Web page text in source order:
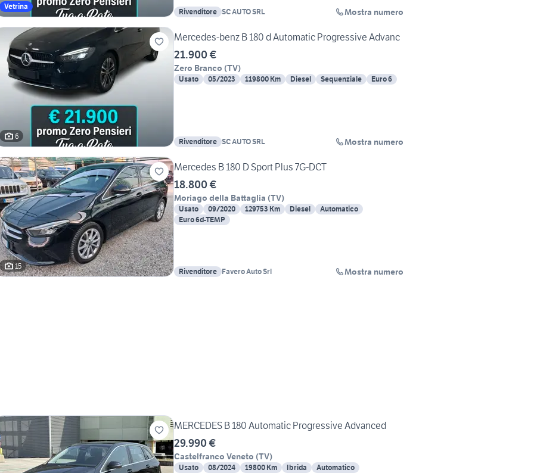
Vetrina
Rivenditore SC AUTO SRL Mostra numero
6
Mercedes-benz B 180 d Automatic Progressive Advanc
21.900 €
Zero Branco (TV)
Usato 05/2023 119800 Km Diesel Sequenziale Euro 6
Rivenditore SC AUTO SRL Mostra numero
15
Mercedes B 180 D Sport Plus 7G-DCT
18.800 €
Moriago della Battaglia (TV)
Usato 09/2020 129753 Km Diesel
Automatico
Euro 6d-TEMP
Rivenditore Favero Auto Srl Mostra numero
MERCEDES B 180 Automatic Progressive Advanced
29.990 €
Castelfranco Veneto (TV)
Usato 08/2024 19800 Km Ibrida
Automatico